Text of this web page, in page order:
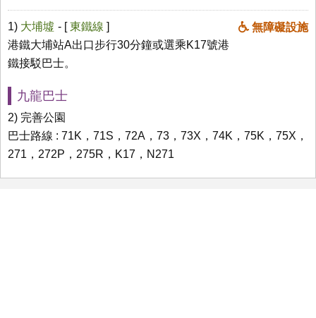
1) 大埔墟 無障礙設施
- [東鐵線 ]
港鐵大埔站A出口步行30分鐘或選乘K17號港
鐵接駁巴士。
九龍巴士
2) 完善公園
巴士路線 : 71K，71S，72A，73，73X，74K，75K，75X，
271，272P，275R，K17，N271